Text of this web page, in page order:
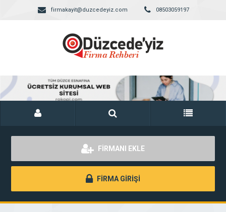
firmakayit@duzcedeyiz.com 08503059197
FİRMANI EKLE
FİRMA GİRİŞİ